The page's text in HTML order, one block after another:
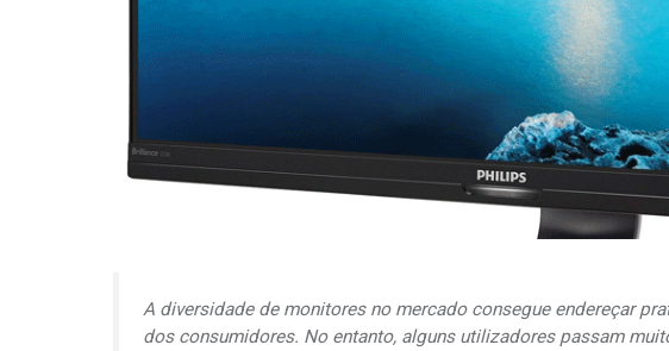
A diversidade de monitores no mercado consegue endereçar
dos consumidores. No entanto, alguns utilizadores passam